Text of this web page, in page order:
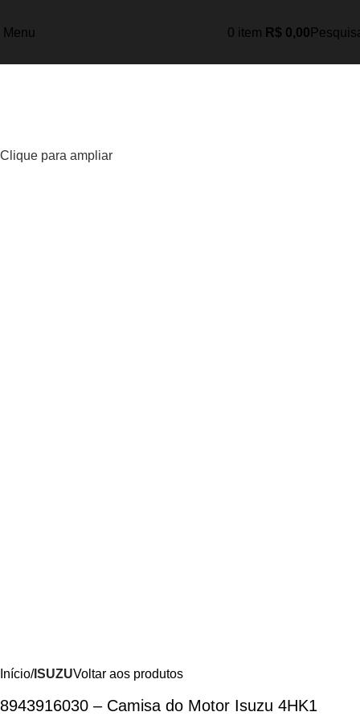
Menu 0 item R$ 0,00
Clique para ampliar
Início ISUZUVoltar aos produtos
8943916030 – Camisa do Motor Isuzu 4HK1